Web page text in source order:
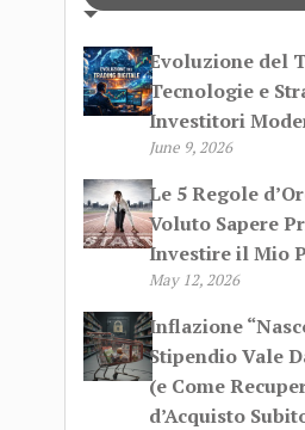
Evoluzione del
Tecnologie e
Investitori
June 9, 2026
Le 5 Regole
Voluto Sapere
Investire il Mio
May 12, 2026
Inflazione
Stipendio Vale
(e Come
d’Acquisto